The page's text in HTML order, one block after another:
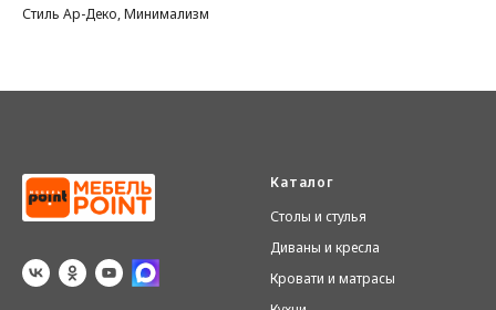
Стиль Ар-Деко, Минимализм
Каталог
Столы и стулья
Диваны и кресла
Кровати и матрасы